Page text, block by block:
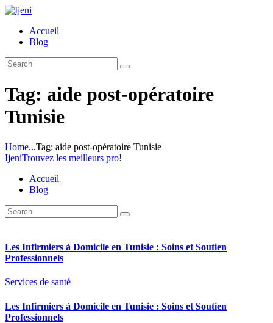
Accueil
Blog
Tag: aide post-opératoire
Tunisie
Home...Tag: aide post-opératoire Tunisie
IjeniTrouvez les meilleurs pro!
Accueil
Blog
Les Infirmiers à Domicile en Tunisie : Soins et Soutien
Professionnels
Services de santé
Les Infirmiers à Domicile en Tunisie : Soins et Soutien
Professionnels